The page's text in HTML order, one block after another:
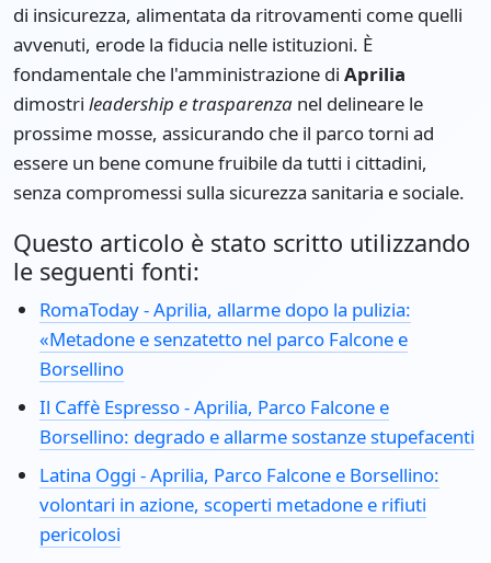
di insicurezza, alimentata da ritrovamenti come quelli
avvenuti, erode la fiducia nelle istituzioni. È
fondamentale che l'amministrazione di Aprilia
dimostri leadership e trasparenza nel delineare le
prossime mosse, assicurando che il parco torni ad
essere un bene comune fruibile da tutti i cittadini,
senza compromessi sulla sicurezza sanitaria e sociale.
Questo articolo è stato scritto utilizzando
le seguenti fonti:
RomaToday - Aprilia, allarme dopo la pulizia:
«Metadone e senzatetto nel parco Falcone e
Borsellino
Il Caffè Espresso - Aprilia, Parco Falcone e
Borsellino: degrado e allarme sostanze stupefacenti
Latina Oggi - Aprilia, Parco Falcone e Borsellino:
volontari in azione, scoperti metadone e rifiuti
pericolosi